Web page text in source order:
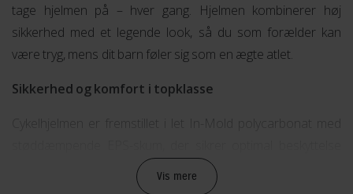
tage hjelmen på – hver gang. Hjelmen kombinerer høj
sikkerhed med et legende look, så du som forælder kan
være tryg, mens dit barn føler sig som en ægte atlet.
Sikkerhed og komfort i topklasse
Cykelhjelmen er fremstillet i let In-Mold polycarbonat med
uden at føles tung. Den justerbare pasform gør hjelmen
ideel til børn i alderen 2–7 år, og med seks ventilationshuller
Vis mere